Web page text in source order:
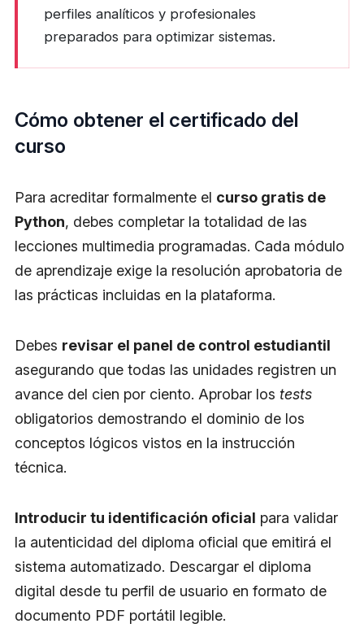
perfiles analíticos y profesionales
preparados para optimizar sistemas.
Cómo obtener el certificado del
curso
Para acreditar formalmente el curso gratis de
Python, debes completar la totalidad de las
lecciones multimedia programadas. Cada módulo
de aprendizaje exige la resolución aprobatoria de
las prácticas incluidas en la plataforma.
Debes revisar el panel de control estudiantil
asegurando que todas las unidades registren un
avance del cien por ciento. Aprobar los tests
obligatorios demostrando el dominio de los
conceptos lógicos vistos en la instrucción
técnica.
Introducir tu identificación oficial para validar
la autenticidad del diploma oficial que emitirá el
sistema automatizado. Descargar el diploma
digital desde tu perfil de usuario en formato de
documento PDF portátil legible.